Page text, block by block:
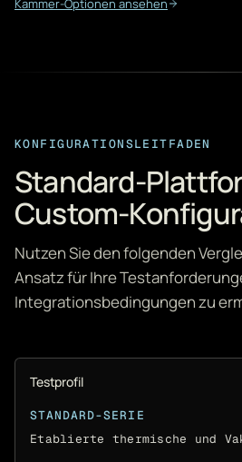
Kammer-Optionen ansehen
KONFIGURATIONSLEITFADEN
Standard-
Custom-
Nutzen Sie den folgenden
Ansatz für Ihre
Integrationsbedingungen zu
Testprofil
STANDARD-SERIE
Etablierte thermische und